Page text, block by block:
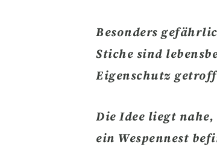
Besonders
Stiche sind
Eigenschutz
Die Idee liegt
ein Wespennest